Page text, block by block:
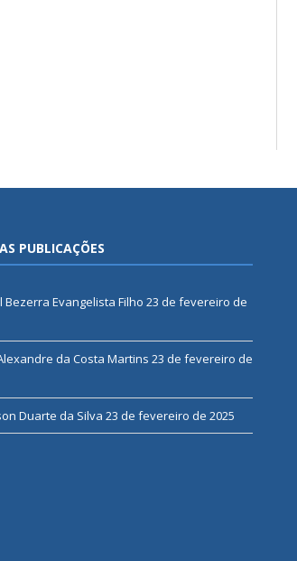
PUBLICAÇÕES
Bezerra Evangelista Filho 23 de fevereiro de
da Costa Martins 23 de fevereiro de
Duarte da Silva 23 de fevereiro de 2025